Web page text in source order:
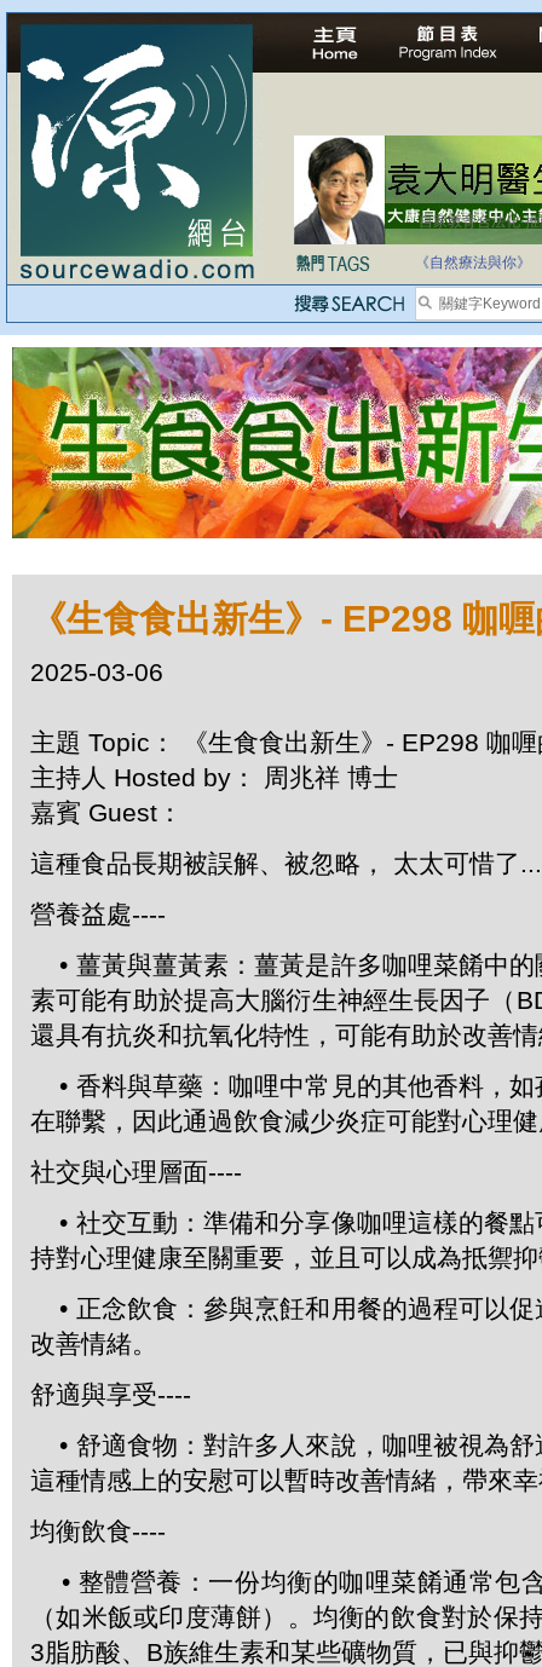
自家教育合法化-
《自然療法與你》
《生食食出新生》- EP298 咖
2025-03-06
主題 Topic： 《生食食出新生》- EP298 咖
主持人 Hosted by： 周兆祥 博士
嘉賓 Guest：
這種食品長期被誤解、被忽略， 太太可惜了
營養益處----
• 薑黃與薑黃素：薑黃是許多咖哩菜餚中
素可能有助於提高大腦衍生神經生長因子（
還具有抗炎和抗氧化特性，可能有助於改善
• 香料與草藥：咖哩中常見的其他香料，
在聯繫，因此通過飲食減少炎症可能對心理
社交與心理層面----
• 社交互動：準備和分享像咖哩這樣的餐
持對心理健康至關重要，並且可以成為抵禦
• 正念飲食：參與烹飪和用餐的過程可以
改善情緒。
舒適與享受----
• 舒適食物：對許多人來說，咖哩被視為
這種情感上的安慰可以暫時改善情緒，帶來
均衡飲食----
• 整體營養：一份均衡的咖哩菜餚通常包
（如米飯或印度薄餅）。均衡的飲食對於
3脂肪酸、B族維生素和某些礦物質，已與抑